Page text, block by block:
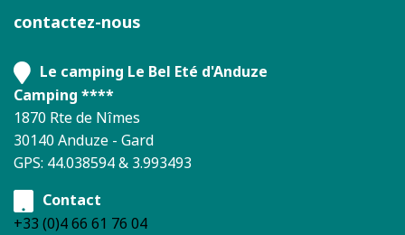
contactez-nous
Le camping Le Bel Eté d'Anduze
Camping ****
1870 Rte de Nîmes
30140 Anduze - Gard
GPS: 44.038594 & 3.993493
Contact
+33 (0)4 66 61 76 04